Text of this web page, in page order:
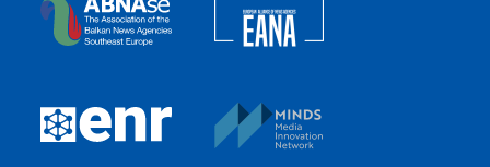
The Assocoation of the Balkan News Agencies
European Newsroom